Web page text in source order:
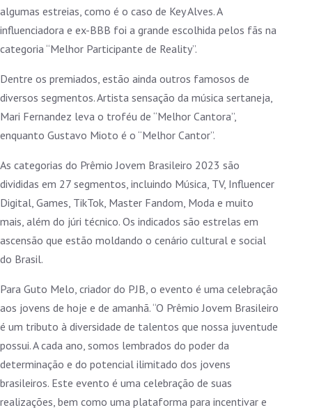
algumas estreias, como é o caso de Key Alves. A
influenciadora e ex-BBB foi a grande escolhida pelos fãs na
categoria “Melhor Participante de Reality”.
Dentre os premiados, estão ainda outros famosos de
diversos segmentos. Artista sensação da música sertaneja,
Mari Fernandez leva o troféu de “Melhor Cantora”,
enquanto Gustavo Mioto é o “Melhor Cantor”.
As categorias do Prêmio Jovem Brasileiro 2023 são
divididas em 27 segmentos, incluindo Música, TV, Influencer
Digital, Games, TikTok, Master Fandom, Moda e muito
mais, além do júri técnico. Os indicados são estrelas em
ascensão que estão moldando o cenário cultural e social
do Brasil.
Para Guto Melo, criador do PJB, o evento é uma celebração
aos jovens de hoje e de amanhã. “O Prêmio Jovem Brasileiro
é um tributo à diversidade de talentos que nossa juventude
possui. A cada ano, somos lembrados do poder da
determinação e do potencial ilimitado dos jovens
brasileiros. Este evento é uma celebração de suas
realizações, bem como uma plataforma para incentivar e